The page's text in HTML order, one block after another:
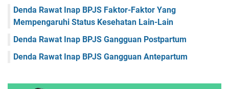
Faskes Papua Selatan Faskes Papua Tengah
Faskes Riau Faskes Sulawesi Barat
Faskes Sulawesi Selatan Faskes Sulawesi Tengah
Faskes Sulawesi Tenggara Faskes Sulawesi Utara
Denda Rawat Inap BPJS Faktor-Faktor Yang
Mempengaruhi Status Kesehatan Lain-Lain
Denda Rawat Inap BPJS Gangguan Postpartum
Denda Rawat Inap BPJS Gangguan Antepartum